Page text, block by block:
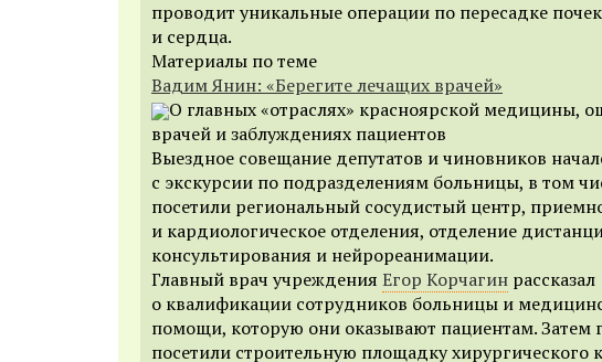
проводит уникальные операции по пересадке
и сердца.
Материалы по теме
Вадим Янин: «Берегите лечащих врачей»
О главных «отраслях» красноярской медицины,
врачей и заблуждениях пациентов
Выездное совещание депутатов и чиновников
с экскурсии по подразделениям больницы, в том
посетили региональный сосудистый центр,
и кардиологическое отделения, отделение
консультирования и нейрореанимации.
Главный врач учреждения Егор Корчагин рассказал
о квалификации сотрудников больницы и
помощи, которую они оказывают пациентам. Затем
посетили строительную площадку хирургического